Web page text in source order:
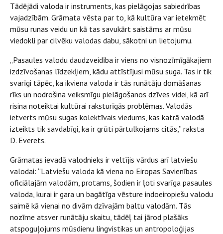
Tādējādi valoda ir instruments, kas pielāgojas sabiedrības
vajadzībām. Grāmata vēsta par to, kā kultūra var ietekmēt
mūsu runas veidu un kā tas savukārt saistāms ar mūsu
viedokli par cilvēku valodas dabu, sākotni un lietojumu.
„Pasaules valodu daudzveidība ir viens no visnozīmīgākajiem
izdzīvošanas līdzekļiem, kādu attīstījusi mūsu suga. Tas ir tik
svarīgi tāpēc, ka ikviena valoda ir tās runātāju domāšanas
rīks un nodrošina veiksmīgu pielāgošanos dzīves videi, kā arī
risina noteiktai kultūrai raksturīgās problēmas. Valodās
ietverts mūsu sugas kolektīvais viedums, kas katrā valodā
izteikts tik savdabīgi, ka ir grūti pārtulkojams citās,” raksta
D. Everets.
Grāmatas ievadā valodnieks ir veltījis vārdus arī latviešu
valodai: “Latviešu valoda kā viena no Eiropas Savienības
oficiālajām valodām, protams, šodien ir ļoti svarīga pasaules
valoda, kurai ir gara un bagātīga vēsture indoeiropiešu valodu
saimē kā vienai no divām dzīvajām baltu valodām. Tās
nozīme atsver runātāju skaitu, tādēļ tai jārod plašāks
atspoguļojums mūsdienu lingvistikas un antropoloģijas